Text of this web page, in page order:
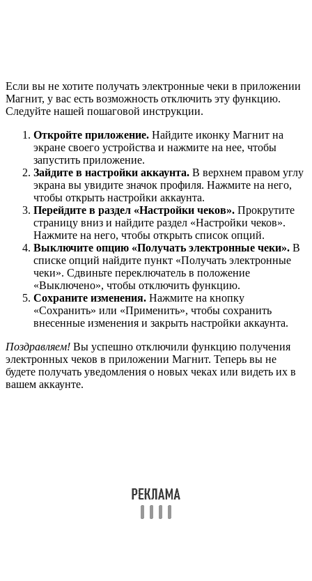
Если вы не хотите получать электронные чеки в приложении
Магнит, у вас есть возможность отключить эту функцию.
Следуйте нашей пошаговой инструкции.
Откройте приложение. Найдите иконку Магнит на
экране своего устройства и нажмите на нее, чтобы
запустить приложение.
Зайдите в настройки аккаунта. В верхнем правом углу
экрана вы увидите значок профиля. Нажмите на него,
чтобы открыть настройки аккаунта.
Перейдите в раздел «Настройки чеков». Прокрутите
страницу вниз и найдите раздел «Настройки чеков».
Нажмите на него, чтобы открыть список опций.
Выключите опцию «Получать электронные чеки». В
списке опций найдите пункт «Получать электронные
чеки». Сдвиньте переключатель в положение
«Выключено», чтобы отключить функцию.
Сохраните изменения. Нажмите на кнопку
«Сохранить» или «Применить», чтобы сохранить
внесенные изменения и закрыть настройки аккаунта.
Поздравляем! Вы успешно отключили функцию получения
электронных чеков в приложении Магнит. Теперь вы не
будете получать уведомления о новых чеках или видеть их в
вашем аккаунте.